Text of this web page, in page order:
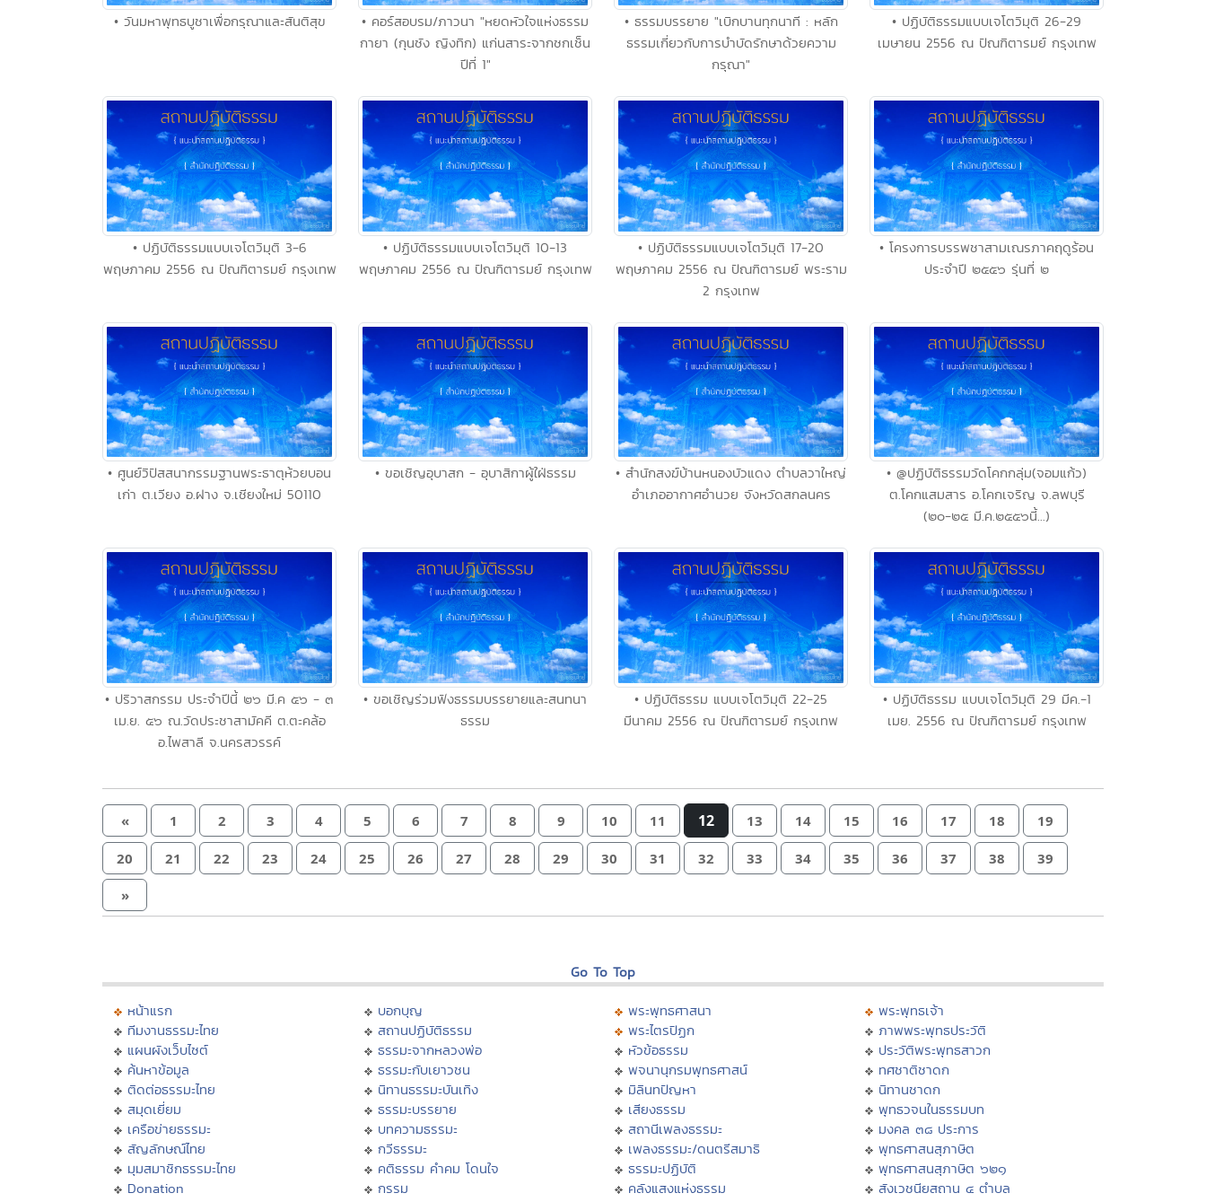
• วันมหาพุทธบูชาเพื่อกรุณาและสันติสุข
• คอร์สอบรม/ภาวนา "หยดหัวใจแห่งธรรม
กายา (กุนซัง ญิงทิก) แก่นสาระจากซกเช็น
ปีที่ 1"
• ธรรมบรรยาย "เบิกบานทุกนาที : หลัก
ธรรมเกี่ยวกับการบำบัดรักษาด้วยความ
กรุณา"
• ปฏิบัติธรรมแบบเจโตวิมุติ 26-29
เมษายน 2556 ณ ปัณฑิตารมย์ กรุงเทพ
• ปฏิบัติธรรมแบบเจโตวิมุติ 3-6
พฤษภาคม 2556 ณ ปัณฑิตารมย์ กรุงเทพ
• ปฏิบัติธรรมแบบเจโตวิมุติ 10-13
พฤษภาคม 2556 ณ ปัณฑิตารมย์ กรุงเทพ
• ปฏิบัติธรรมแบบเจโตวิมุติ 17-20
พฤษภาคม 2556 ณ ปัณฑิตารมย์ พระราม
2 กรุงเทพ
• โครงการบรรพชาสามเณรภาคฤดูร้อน
ประจำปี ๒๕๕๖ รุ่นที่ ๒
• ศูนย์วิปัสสนากรรมฐานพระธาตุห้วยบอน
เก่า ต.เวียง อ.ฝาง จ.เชียงใหม่ 50110
• ขอเชิญอุบาสก - อุบาสิกาผู้ใฝ่ธรรม
• สำนักสงฆ์บ้านหนองบัวแดง ตำบลวาใหญ่
อำเภออากาศอำนวย จังหวัดสกลนคร
• @ปฏิบัติธรรมวัดโคกกลุ่ม(จอมแก้ว)
ต.โคกแสมสาร อ.โคกเจริญ จ.ลพบุรี
(๒๐-๒๕ มี.ค.๒๕๕๖นี้...)
• ปริวาสกรรม ประจำปีนี้ ๒๖ มี.ค ๕๖ - ๓
เม.ย. ๕๖ ณ.วัดประชาสามัคคี ต.ตะคล้อ
อ.ไพสาลี จ.นครสวรรค์
• ขอเชิญร่วมฟังธรรมบรรยายและสนทนา
ธรรม
• ปฏิบัติธรรม แบบเจโตวิมุติ 22-25
มีนาคม 2556 ณ ปัณฑิตารมย์ กรุงเทพ
• ปฏิบัติธรรม แบบเจโตวิมุติ 29 มีค.-1
เมย. 2556 ณ ปัณฑิตารมย์ กรุงเทพ
« 1 2 3 4 5 6 7 8 9 10 11 12 13 14 15 16 17 18 19
20 21 22 23 24 25 26 27 28 29 30 31 32 33 34 35 36 37 38 39
»
Go To Top
หน้าแรก
ทีมงานธรรมะไทย
แผนผังเว็บไซต์
ค้นหาข้อมูล
ติดต่อธรรมะไทย
สมุดเยี่ยม
เครือข่ายธรรมะ
สัญลักษณ์ไทย
มุมสมาชิกธรรมะไทย
Donation
บอกบุญ
สถานปฏิบัติธรรม
ธรรมะจากหลวงพ่อ
ธรรมะกับเยาวชน
นิทานธรรมะบันเทิง
ธรรมะบรรยาย
บทความธรรมะ
กวีธรรมะ
คติธรรม คำคม โดนใจ
กรรม
พระพุทธศาสนา
พระไตรปิฏก
หัวข้อธรรม
พจนานุกรมพุทธศาสน์
มิลินทปัญหา
เสียงธรรม
สถานีเพลงธรรมะ
เพลงธรรมะ/ดนตรีสมาธิ
ธรรมะปฏิบัติ
คลังแสงแห่งธรรม
พระพุทธเจ้า
ภาพพระพุทธประวัติ
ประวัติพระพุทธสาวก
ทศชาติชาดก
นิทานชาดก
พุทธวจนในธรรมบท
มงคล ๓๘ ประการ
พุทธศาสนสุภาษิต
พุทธศาสนสุภาษิต ๖๒๑
สังเวชนียสถาน ๔ ตำบล